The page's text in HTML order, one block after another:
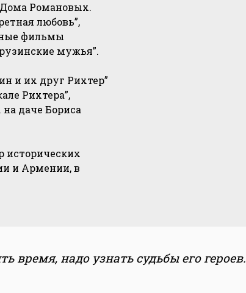
Романовых.
любовь”,
фильмы
мужья”.
и их друг Рихтер”
Рихтера”,
на даче Бориса
исторических
и Армении, в
время, надо узнать судьбы его героев.